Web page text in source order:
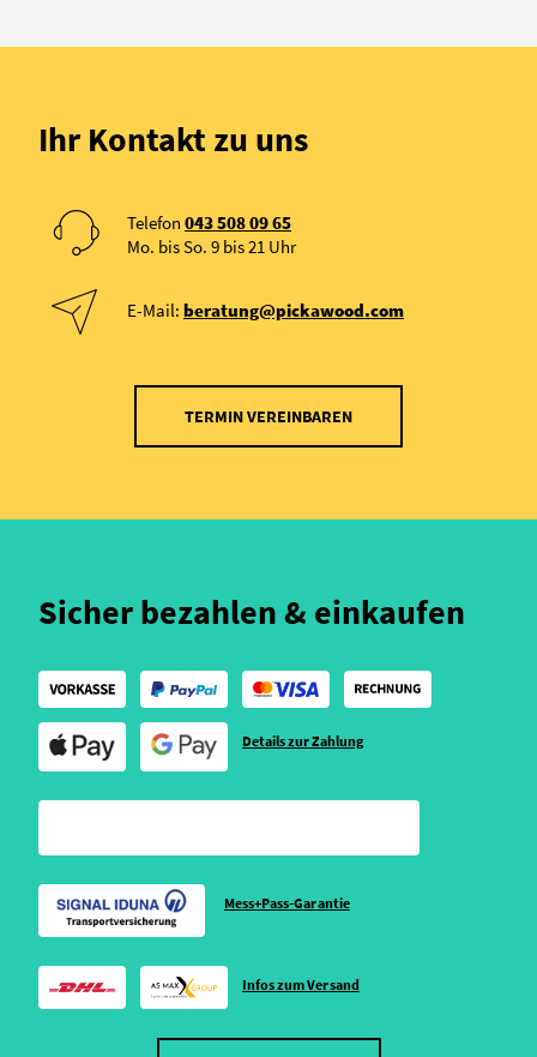
Ihr Kontakt zu uns
Telefon 043 508 09 65
Mo. bis So. 9 bis 21 Uhr
E-Mail: beratung@pickawood.com
TERMIN VEREINBAREN
Sicher bezahlen & einkaufen
Details zur Zahlung
Mess+Pass-Garantie
Infos zum Versand